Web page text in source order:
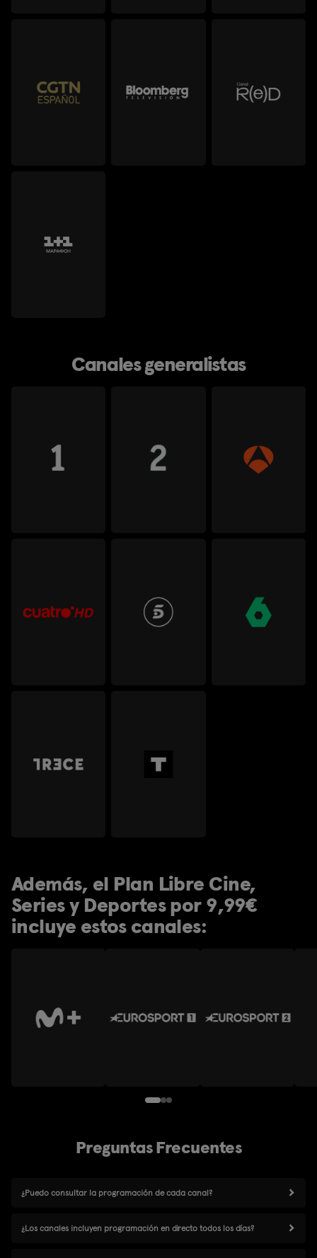
Canales generalistas
Además, el Plan Libre Cine,
Series y Deportes por 9,99€
incluye estos canales:
Preguntas Frecuentes
¿Puedo consultar la programación de cada canal?
¿Los canales incluyen programación en directo todos los días?